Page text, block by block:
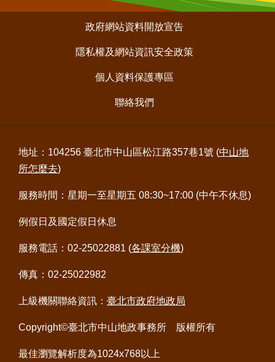
網
站
覽
回
頁
English
情
統
政府網站資料開放宣告
隱私權及網站資訊安全政策
個人資料保護專區
聯絡我們
地址：104256 臺北市中山區松江路357巷1號 (中山地
所怎麼去)
服務時間：星期一至星期五 08:30~17:00 (中午不休息)
例假日及國定假日休息
服務電話：02-25022881 (各課室分機)
傳真：02-25022982
上級機關聯絡資訊： 臺北市政府地政局
Copyright©臺北市中山地政事務所 版權所有
最佳瀏覽解析度為1024x768以上